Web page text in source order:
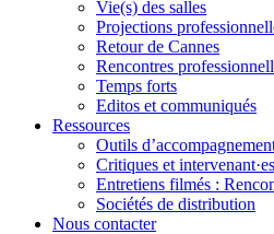
Vie(s) des salles
Projections
Retour de Cannes
Rencontres
Temps forts
Editos et communiqués
Ressources
Outils
Critiques et intervenant·es
Entretiens filmés :
Sociétés de distribution
Nous contacter